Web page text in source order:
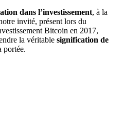
dans l’investissement, à la
invité, présent lors du
Bitcoin en 2017,
la véritable signification de
portée.